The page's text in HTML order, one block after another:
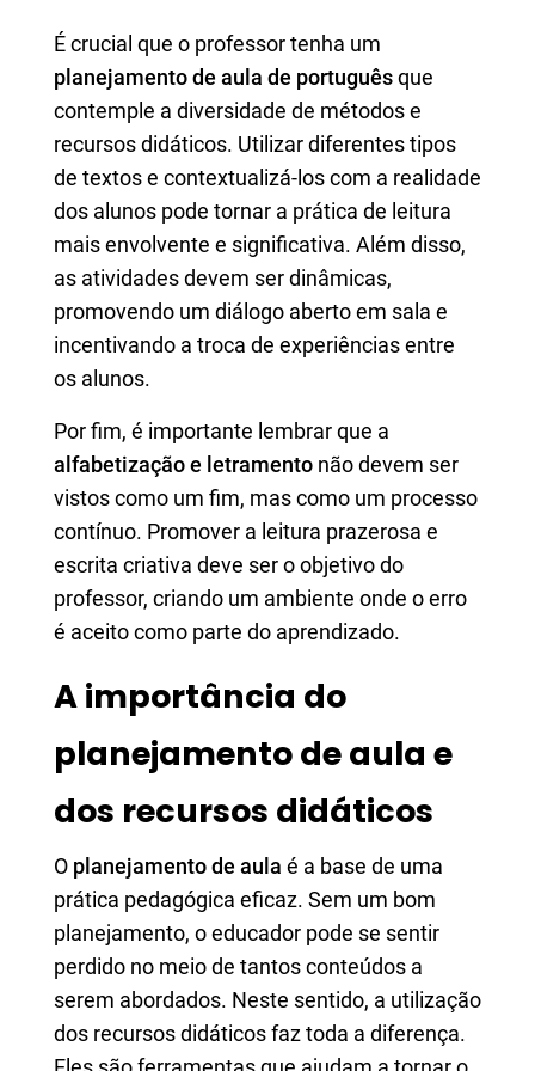
É crucial que o professor tenha um
planejamento de aula de portuguêsque
contemple a diversidade de métodos e
recursos didáticos. Utilizar diferentes tipos
de textos e contextualizá-los com a realidade
dos alunos pode tornar a prática de leitura
mais envolvente e significativa. Além disso,
as atividades devem ser dinâmicas,
promovendo um diálogo aberto em sala e
incentivando a troca de experiências entre
os alunos.
Por fim, é importante lembrar que a
alfabetização e letramento não devem ser
vistos como um fim, mas como um processo
contínuo. Promover a leitura prazerosa e
escrita criativa deve ser o objetivo do
professor, criando um ambiente onde o erro
é aceito como parte do aprendizado.
A importância do
planejamento de aula e
dos recursos didáticos
O planejamento de aula é a base de uma
prática pedagógica eficaz. Sem um bom
planejamento, o educador pode se sentir
perdido no meio de tantos conteúdos a
serem abordados. Neste sentido, a utilização
dos recursos didáticos faz toda a diferença.